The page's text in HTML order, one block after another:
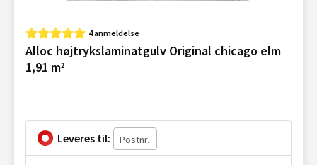
4 anmeldelse
Alloc højtrykslaminatgulv Original chicago elm
1,91 m²
Leveres til: